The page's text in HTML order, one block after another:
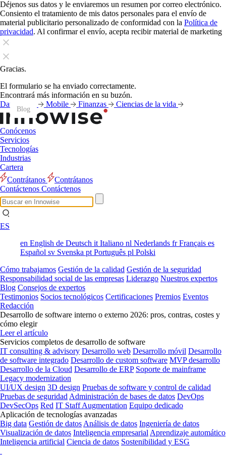
Déjenos sus datos y le enviaremos un resumen por correo electrónico.
Consiento el tratamiento de mis datos personales para el envío de
material publicitario personalizado de conformidad con la Política de
privacidad. Al confirmar el envío, acepta recibir material de marketing
Gracias.
El formulario se ha enviado correctamente.
Encontrará más información en su buzón.
Datos
Mobile Finanzas Ciencias de la vida
Conócenos
Servicios
Tecnologías
Industrias
Cartera
Contrátanos
Contrátanos
Contáctenos Contáctenos
ES
en English de Deutsch it Italiano nl Nederlands frFrançais es
Español sv Svenska pt Português pl Polski
Cómo trabajamos Gestión de la calidad Gestión de la seguridad
Responsabilidad social de las empresas Liderazgo Nuestros expertos
Blog Consejos de expertos
Testimonios Socios tecnológicos Certificaciones Premios Eventos
Redacción
Desarrollo de software interno o externo 2026: pros, contras, costes y
cómo elegir
Leer el artículo
Servicios completos de desarrollo de software
IT consulting & advisory Desarrollo web Desarrollo móvil Desarrollo
de software integrado Desarrollo de custom software MVP desarrollo
Desarrollo de la Cloud Desarrollo de ERP Soporte de mainframe
Legacy modernization
UI/UX design 3D design Pruebas de software y control de calidad
Pruebas de seguridad Administración de bases de datos DevOps
DevSecOps Red IT Staff Augmentation Equipo dedicado
Aplicación de tecnologías avanzadas
Big data Gestión de datos Análisis de datos Ingeniería de datos
Visualización de datos Inteligencia empresarial Aprendizaje automático
Inteligencia artificial Ciencia de datos Sostenibilidad y ESG
Blog
Blog
Blog
Blog
Blog
Blog
Blog
Blog
Blog
Blog
Blog
Blog